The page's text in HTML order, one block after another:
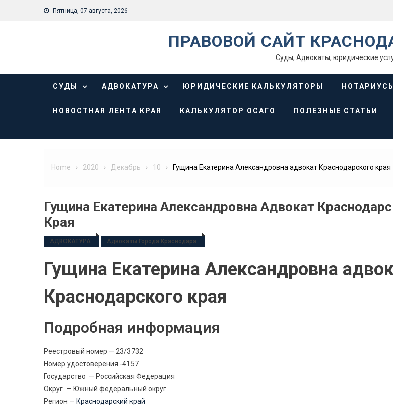
Пятница, 07 августа, 2026
ПРАВОВОЙ САЙТ
Суды, Адвокаты, юридические
СУДЫ АДВОКАТУРА ЮРИДИЧЕСКИЕ КАЛЬКУЛЯТОРЫ
НОВОСТНАЯ ЛЕНТА КРАЯ КАЛЬКУЛЯТОР ОСАГО ПОЛЕЗНЫЕ СТАТЬИ
Home 2020 Декабрь 10 Гущина Екатерина Александровна адвокат Краснодарского края
Гущина Екатерина Александровна Адвокат
Края
АДВОКАТУРА Адвокаты Города Краснодара
Гущина Екатерина Александровна
Краснодарского края
Подробная информация
Реестровый номер — 23/3732
Номер удостоверения -4157
Государство — Российская Федерация
Округ — Южный федеральный округ
Регион — Краснодарский край